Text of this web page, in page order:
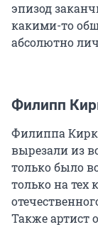
эпизод
какими-то
абсолютно
Филипп
Филиппа
вырезали из
только было
только на тех
Также артист